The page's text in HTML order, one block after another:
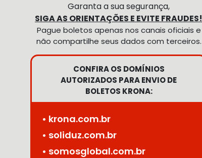
Garanta a sua segurança,
SIGA AS ORIENTAÇÕES E EVITE FRAUDES!
Pague boletos apenas nos canais oficiais e
não compartilhe seus dados com terceiros.
CONFIRA OS DOMÍNIOS
AUTORIZADOS PARA ENVIO DE
BOLETOS KRONA:
• krona.com.br
• soliduz.com.br
• somosglobal.com.br